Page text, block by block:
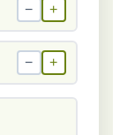
− +
− +